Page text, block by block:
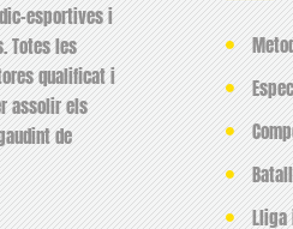
esportives i
Totes les
qualificat i
assolir els
de
Lliga